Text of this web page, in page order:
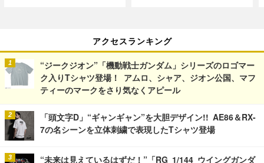
アクセスランキング
“ジークジオン”「機動戦士ガンダム」シリーズのロゴマー
ク入りTシャツ登場！ アムロ、シャア、ジオン公国、マフ
ティーのマークをさり気なくアピール
「頭文字D」“ギャンギャン”を大胆デザイン!! AE86＆RX-
7の名シーンを立体刺繍で表現したTシャツ登場
“未来は見えているはずだ！”「RG 1/144 ウイングガンダ